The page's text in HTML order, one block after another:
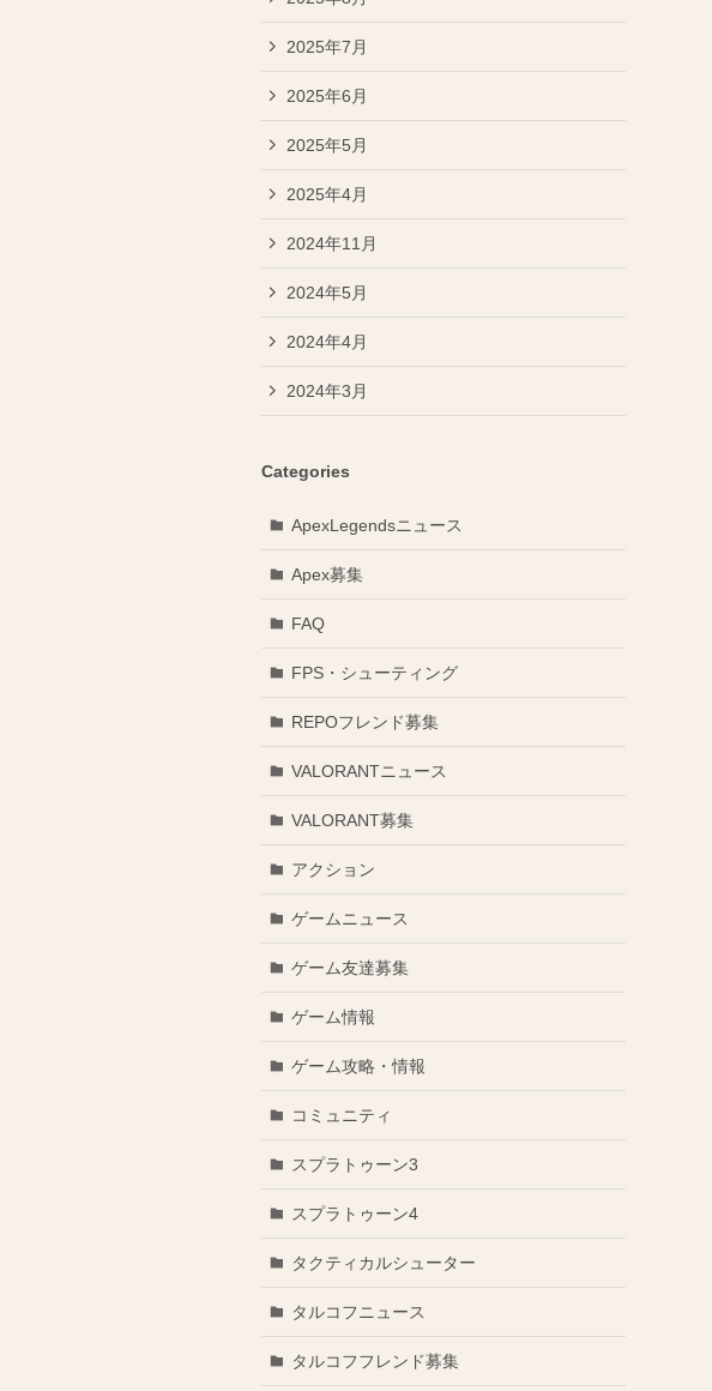
2025年7月
2025年6月
2025年5月
2025年4月
2024年11月
2024年5月
2024年4月
2024年3月
Categories
ApexLegendsニュース
Apex募集
FAQ
FPS・シューティング
REPOフレンド募集
VALORANTニュース
VALORANT募集
アクション
ゲームニュース
ゲーム友達募集
ゲーム情報
ゲーム攻略・情報
コミュニティ
スプラトゥーン3
スプラトゥーン4
タクティカルシューター
タルコフニュース
タルコフフレンド募集